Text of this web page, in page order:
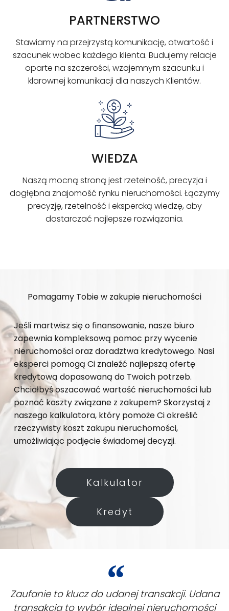
PARTNERSTWO
Stawiamy na przejrzystą komunikację, otwartość i
szacunek wobec każdego klienta. Budujemy relacje
oparte na szczerości, wzajemnym szacunku i
klarownej komunikacji dla naszych Klientów.
WIEDZA
Naszą mocną stroną jest rzetelność, precyzja i
dogłębna znajomość rynku nieruchomości. Łączymy
precyzję, rzetelność i ekspercką wiedzę, aby
dostarczać najlepsze rozwiązania.
Pomagamy Tobie w zakupie nieruchomości
Jeśli martwisz się o finansowanie, nasze biuro
zapewnia kompleksową pomoc przy wycenie
nieruchomości oraz doradztwa kredytowego. Nasi
eksperci pomogą Ci znaleźć najlepszą ofertę
kredytową dopasowaną do Twoich potrzeb.
Chciałbyś oszacować wartość nieruchomości lub
poznać koszty związane z zakupem? Skorzystaj z
naszego kalkulatora, który pomoże Ci określić
rzeczywisty koszt zakupu nieruchomości,
umożliwiając podjęcie świadomej decyzji.
Kalkulator
Kredyt
Zaufanie to klucz do udanej transakcji. Udana
transakcja to wybór idealnej nieruchomości